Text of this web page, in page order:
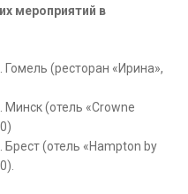
мероприятий в
Гомель (ресторан «Ирина»,
Минск (отель «Crowne
Брест (отель «Hampton by